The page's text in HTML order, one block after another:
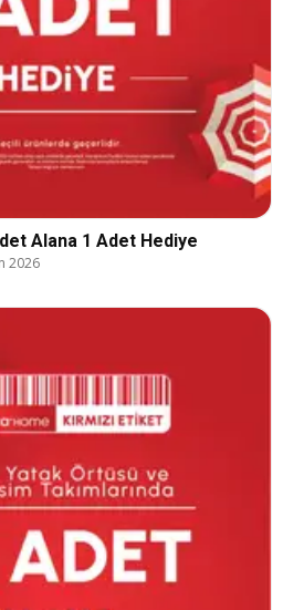
Alana 1 Adet Hediye
2026